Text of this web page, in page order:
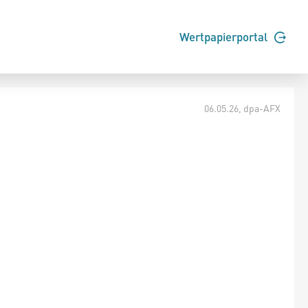
Wertpapierportal
06.05.26 , dpa-AFX